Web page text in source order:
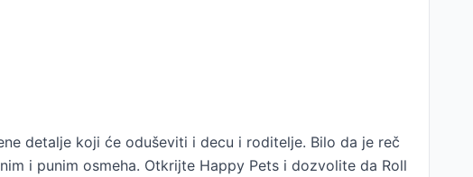
detalje koji će oduševiti i decu i roditelje. Bilo da je reč
i punim osmeha. Otkrijte Happy Pets i dozvolite da Roll